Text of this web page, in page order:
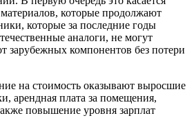
которые продолжают
которые за последние годы
аналоги, не могут
зарубежных компонентов без потери
на стоимость оказывают выросшие
арендная плата за помещения,
повышение уровня зарплат